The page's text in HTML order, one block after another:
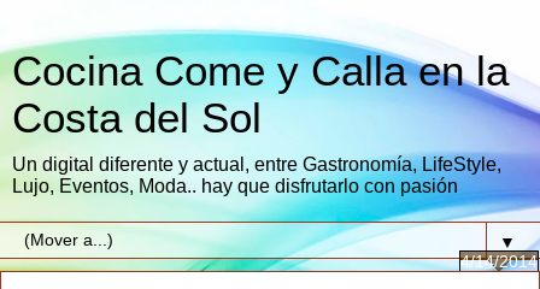
Cocina Come y Calla en la
Costa del Sol
Un digital diferente y actual, entre Gastronomía, LifeStyle,
Lujo, Eventos, Moda.. hay que disfrutarlo con pasión
▼
4/14/2014